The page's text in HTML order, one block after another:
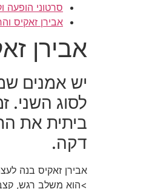
סרטוני הופעה
אבירן זאקיס
אבירן
יש אמנים
לסוג השני.
ביתית את
דקה.
אבירן זאקיס בנה
>הוא משלב רגש,